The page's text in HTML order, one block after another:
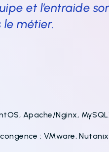
et l’entraide
métier.
Apache/Nginx,
: VMware, Nutanix